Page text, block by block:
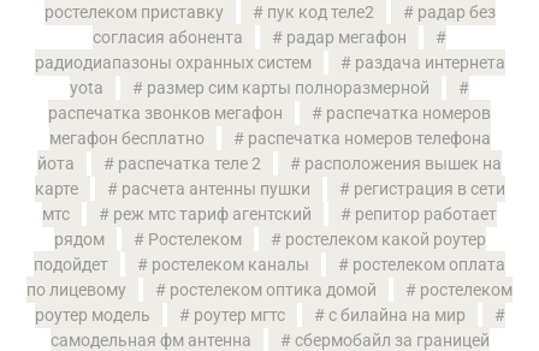
ростелеком приставку
пук код теле2
радар без
согласия абонента
радар мегафон
радиодиапазоны охранных систем
раздача интернета
yota
размер сим карты полноразмерной
распечатка звонков мегафон
распечатка номеров
мегафон бесплатно
распечатка номеров телефона
йота
распечатка теле 2
расположения вышек на
карте
расчета антенны пушки
регистрация в сети
мтс
реж мтс тариф агентский
репитор работает
рядом
Ростелеком
ростелеком какой роутер
подойдет
ростелеком каналы
ростелеком оплата
по лицевому
ростелеком оптика домой
ростелеком
роутер модель
роутер мгтс
с билайна на мир
самодельная фм антенна
сбермобайл за границей